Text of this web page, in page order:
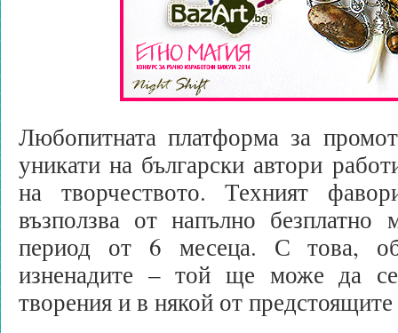
Любопитната платформа за
уникати на български автори
на творчеството. Техният
възползва от напълно безплатно
период от 6 месеца. С това,
изненадите – той ще може да
творения и в някой от